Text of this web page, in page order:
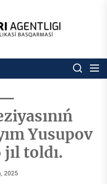
Respublikası
basqarması
isleri
—
Yusupov
toldı.
2025